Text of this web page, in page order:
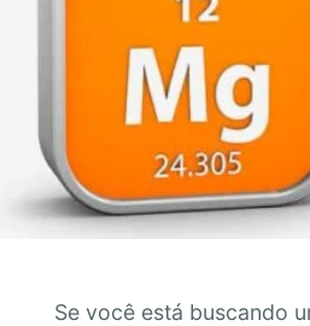
Se você está buscando